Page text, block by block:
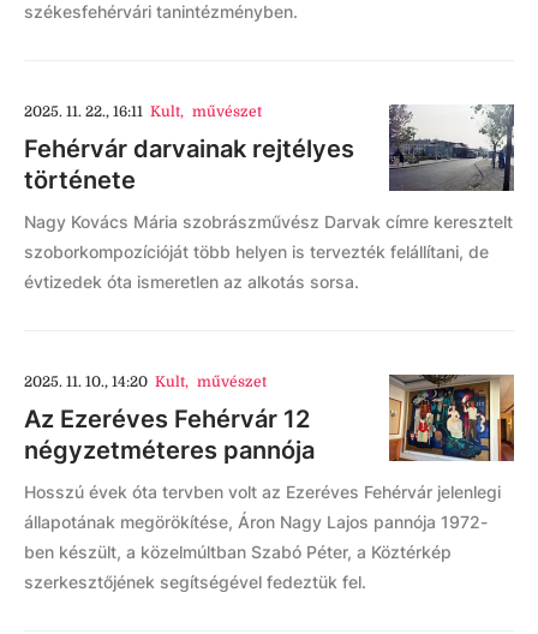
székesfehérvári tanintézményben.
2025. 11. 22., 16:11 Kult, művészet
Fehérvár darvainak rejtélyes
története
Nagy Kovács Mária szobrászművész Darvak címre keresztelt
szoborkompozícióját több helyen is tervezték felállítani, de
évtizedek óta ismeretlen az alkotás sorsa.
2025. 11. 10., 14:20 Kult, művészet
Az Ezeréves Fehérvár 12
négyzetméteres pannója
Hosszú évek óta tervben volt az Ezeréves Fehérvár jelenlegi
állapotának megörökítése, Áron Nagy Lajos pannója 1972-
ben készült, a közelmúltban Szabó Péter, a Köztérkép
szerkesztőjének segítségével fedeztük fel.